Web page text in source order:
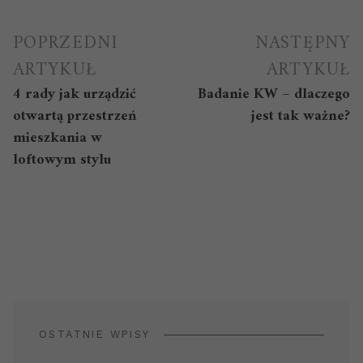
Nawigacja
wpisu
POPRZEDNI
ARTYKUŁ
4 rady jak urządzić
otwartą przestrzeń
mieszkania w
loftowym stylu
NASTĘPNY
ARTYKUŁ
Badanie KW – dlaczego
jest tak ważne?
OSTATNIE WPISY